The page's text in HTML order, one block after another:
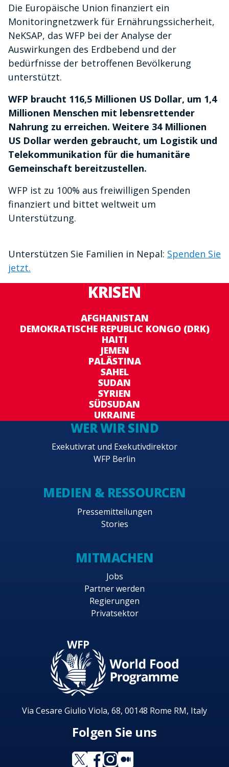
Die Europäische Union finanziert ein
Monitoringnetzwerk für Ernährungssicherheit,
NeKSAP, das WFP bei der Analyse der
Auswirkungen des Erdbebend und der
bedürfnisse der betroffenen Bevölkerung
unterstützt.
WFP braucht 116,5 Millionen US Dollar, um 1,4
Millionen Menschen mit lebensrettender
Nahrung zu erreichen. Weitere 34 Millionen
US Dollar werden gebraucht, um Logistik und
Telekommunikation für die humanitäre
Gemeinschaft bereitzustellen.
WFP ist zu 100% aus freiwilligen Spenden
finanziert und bittet weltweit um
Unterstützung.
Unterstützen Sie Familien in Nepal: Spenden Sie
jetzt.
KRISEN
AFGHANISTAN
DEMOKRATISCHE REPUBLIC KONGO (DRK)
HAITI
JEMEN
PALÄSTINA
SAHEL
SUDAN
SYRIEN
SÜDSUDAN
UKRAINE
WER WIR SIND
Exekutivrat und Exekutivdirektor
WFP Berlin
MEDIEN & RESSOURCEN
Pressemitteilungen
Stories
MITMACHEN
Jobs
Partner werden
Regierungen
Privatsektor
Via Cesare Giulio Viola, 68, 00148 Rome RM, Italy
Folgen Sie uns